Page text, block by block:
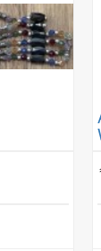
L-65
als